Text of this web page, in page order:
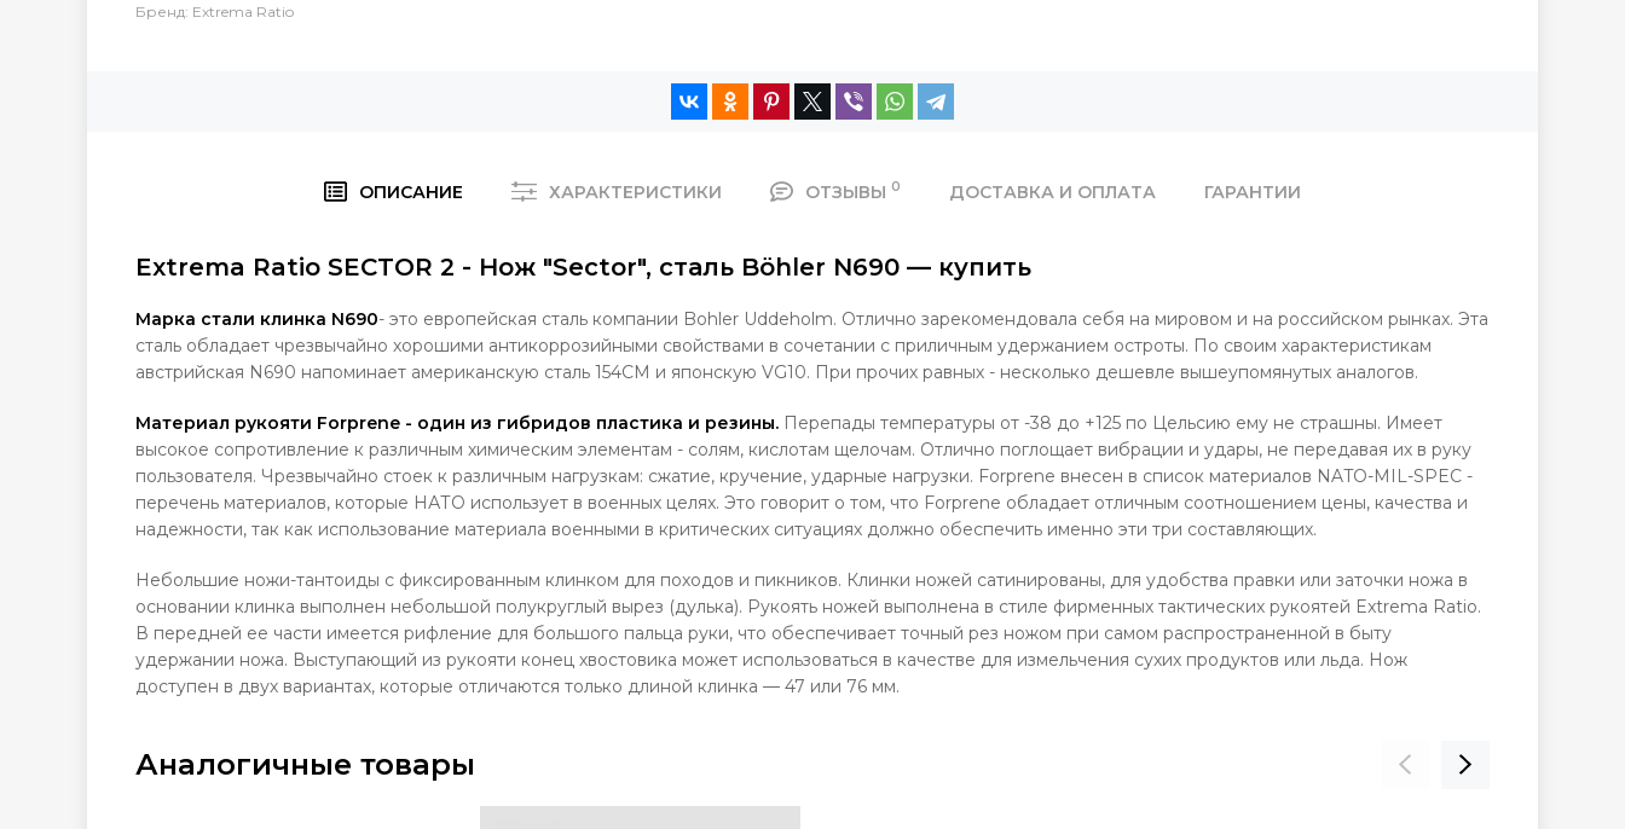
Бренд: Extrema Ratio
ОПИСАНИЕ ХАРАКТЕРИСТИКИ ОТЗЫВЫ 0 ДОСТАВКА И ОПЛАТА ГАРАНТИИ
Extrema Ratio SECTOR 2 - Нож "Sector", сталь Böhler N690 — купить
Марка стали клинка N690- это европейская сталь компании Bohler Uddeholm. Отлично зарекомендовала себя на мировом и на российском рынках. Эта
сталь обладает чрезвычайно хорошими антикоррозийными свойствами в сочетании с приличным удержанием остроты. По своим характеристикам
австрийская N690 напоминает американскую сталь 154СМ и японскую VG10. При прочих равных - несколько дешевле вышеупомянутых аналогов.
Материал рукояти Forprene - один из гибридов пластика и резины. Перепады температуры от -38 до +125 по Цельсию ему не страшны. Имеет
высокое сопротивление к различным химическим элементам - солям, кислотам щелочам. Отлично поглощает вибрации и удары, не передавая их в руку
пользователя. Чрезвычайно стоек к различным нагрузкам: сжатие, кручение, ударные нагрузки. Forprene внесен в список материалов NATO-MIL-SPEC -
перечень материалов, которые НАТО использует в военных целях. Это говорит о том, что Forprene обладает отличным соотношением цены, качества и
надежности, так как использование материала военными в критических ситуациях должно обеспечить именно эти три составляющих.
Небольшие ножи-тантоиды с фиксированным клинком для походов и пикников. Клинки ножей сатинированы, для удобства правки или заточки ножа в
основании клинка выполнен небольшой полукруглый вырез (дулька). Рукоять ножей выполнена в стиле фирменных тактических рукоятей Extrema Ratio.
В передней ее части имеется рифление для большого пальца руки, что обеспечивает точный рез ножом при самом распространенной в быту
удержании ножа. Выступающий из рукояти конец хвостовика может использоваться в качестве для измельчения сухих продуктов или льда. Нож
доступен в двух вариантах, которые отличаются только длиной клинка — 47 или 76 мм.
Аналогичные товары